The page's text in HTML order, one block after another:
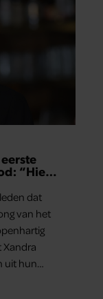
“Hier
dat
van het
Xandra
uit hun